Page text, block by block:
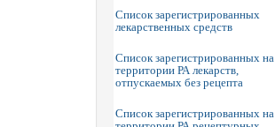
Список зарегистрированных
лекарственных средств
Список зарегистрированных на
территории РА лекарств,
отпускаемых без рецепта
Список зарегистрированных на